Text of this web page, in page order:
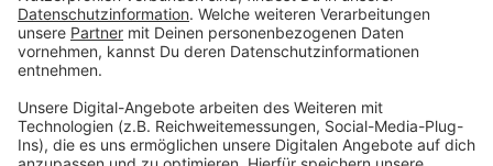
Weitere Infos und Links zum Thema:
Anzeige